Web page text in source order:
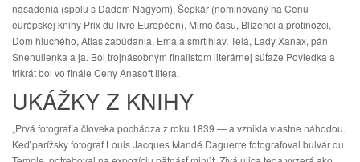
nasadenia (spolu s Dadom Nagyom), Šepkár (nominovaný na Cenu
európskej knihy Prix du livre Européen), Mimo času, Blíženci a protinožci,
Dom hluchého, Atlas zabúdania, Ema a smrtihlav, Telá, Lady Xanax, pán
Snehulienka a ja. Bol trojnásobným finalistom literárnej súťaže Poviedka a
trikrát bol vo finále Ceny Anasoft litera.
UKÁŽKY Z KNIHY
„Prvá fotografia človeka pochádza z roku 1839 — a vznikla vlastne náhodou.
Keď parížsky fotograf Louis Jacques Mandé Daguerre fotografoval bulvár du